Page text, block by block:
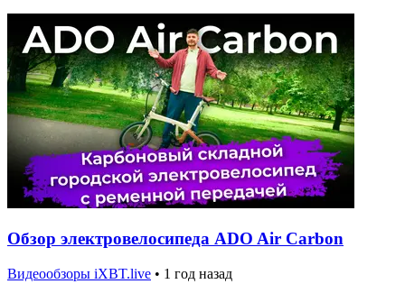
Обзор электровелосипеда ADO Air Carbon
Видеообзоры iXBT.live • 1 год назад